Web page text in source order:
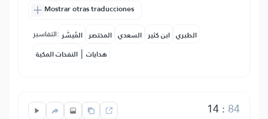
Mostrar otras traducciones
التفاسير: المُيسَّر المختصر السعدي ابن كثير الطبري
النفحات المكية | هدايات
14: 84